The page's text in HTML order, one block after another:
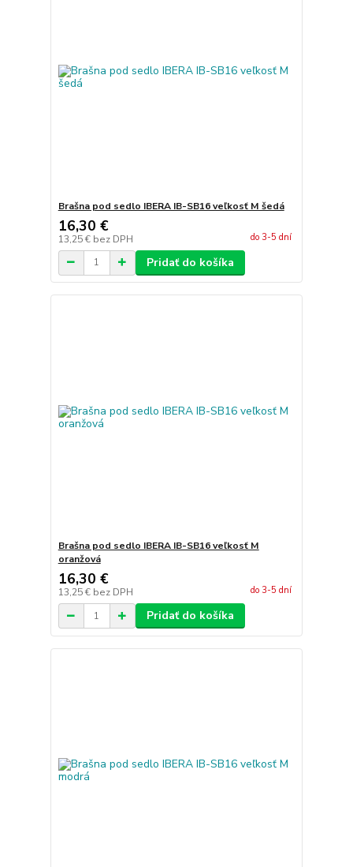
Brašna pod sedlo IBERA IB-SB16 veľkosť M šedá
16,30 €
13,25 € bez DPH do 3-5 dní
Pridať do košíka
Brašna pod sedlo IBERA IB-SB16 veľkosť M
oranžová
16,30 €
13,25 € bez DPH do 3-5 dní
Pridať do košíka